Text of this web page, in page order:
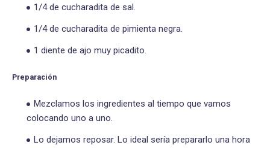
1/4 de cucharadita de sal.
1/4 de cucharadita de pimienta negra.
1 diente de ajo muy picadito.
Preparación
Mezclamos los ingredientes al tiempo que vamos
colocando uno a uno.
Lo dejamos reposar. Lo ideal sería prepararlo una hora